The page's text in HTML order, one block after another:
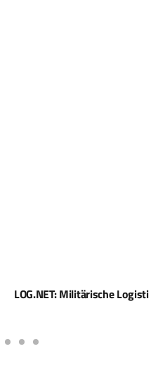
braucht die Industrie